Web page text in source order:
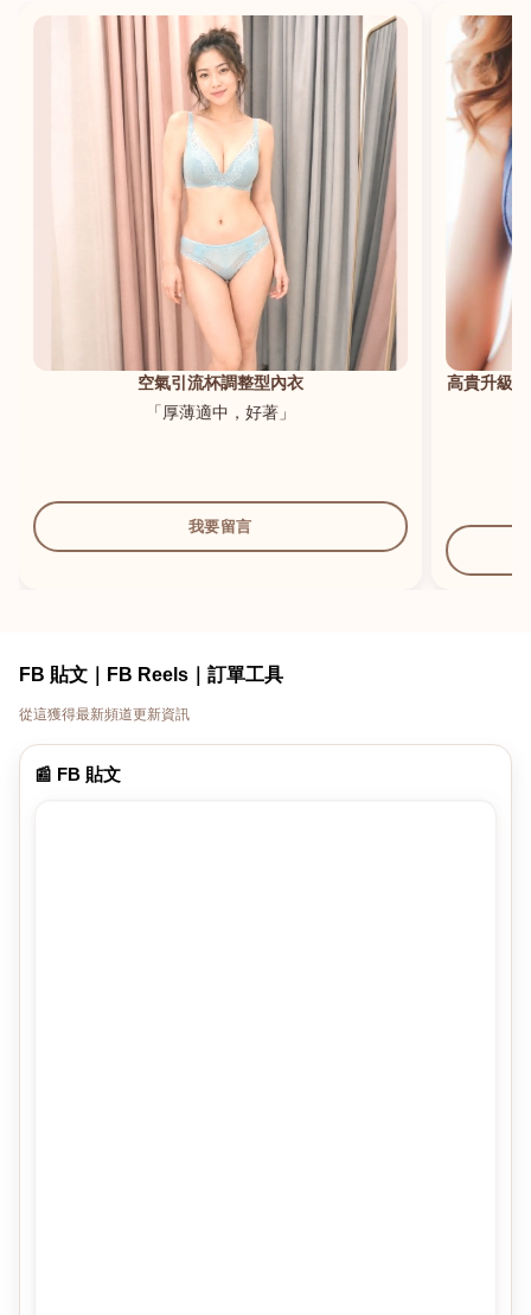
空氣引流杯調整型內衣
「厚薄適中，好著」
我要留言
高貴升級
FB 貼文｜FB Reels｜訂單工具
從這獲得最新頻道更新資訊
📰 FB 貼文
港澳中文
English